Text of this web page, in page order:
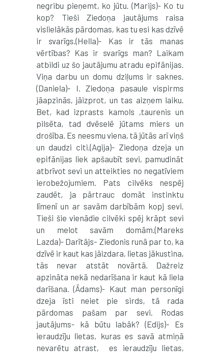
negribu pieņemt, ko jūtu. (Marijs)- Ko tu
kop? Tieši Ziedoņa jautājums raisa
vislielākās pārdomas, kas tu esi kas dzīvē
ir svarīgs.(Hella)- Kas ir tās manas
vērtības? Kas ir svarīgs man? Laikam
atbildi uz šo jautājumu atradu epifānijas.
Viņa darbu un domu dziļums ir saknes.
(Daniela)- I. Ziedoņa pasaule vispirms
jāapzinās, jāizprot, un tas aizņem laiku.
Bet, kad izprasts kamols ,taurenis un
pilsēta, tad dvēselē jūtams miers un
drošība. Es neesmu viena, tā jūtās arī viņš
un daudzi citi.(Agija)- Ziedoņa dzeja un
epifānijas liek apšaubīt sevi, pamudināt
atbrīvot sevi un atteikties no negatīviem
ierobežojumiem. Pats cilvēks nespēj
zaudēt, ja pārtrauc domāt instinktu
līmenī un ar savām darbībām kopj sevi.
Tieši šie vienādie cilvēki spēj krāpt sevi
un melot savām domām.(Mareks
Lazda)- Darītājs- Ziedonis runā par to, ka
dzīvē ir kaut kas jāizdara, lietas jākustina,
tās nevar atstāt novārtā. Dažreiz
apzināta nekā nedarīšana ir kaut kā liela
darīšana. (Ādams)- Kaut man personīgi
dzeja īsti neiet pie sirds, tā rada
pārdomas pašam par sevi. Rodas
jautājums- kā būtu labāk? (Edijs)- Es
ieraudzīju lietas, kuras es savā atmiņā
nevarētu atrast, es ieraudzīju lietas,